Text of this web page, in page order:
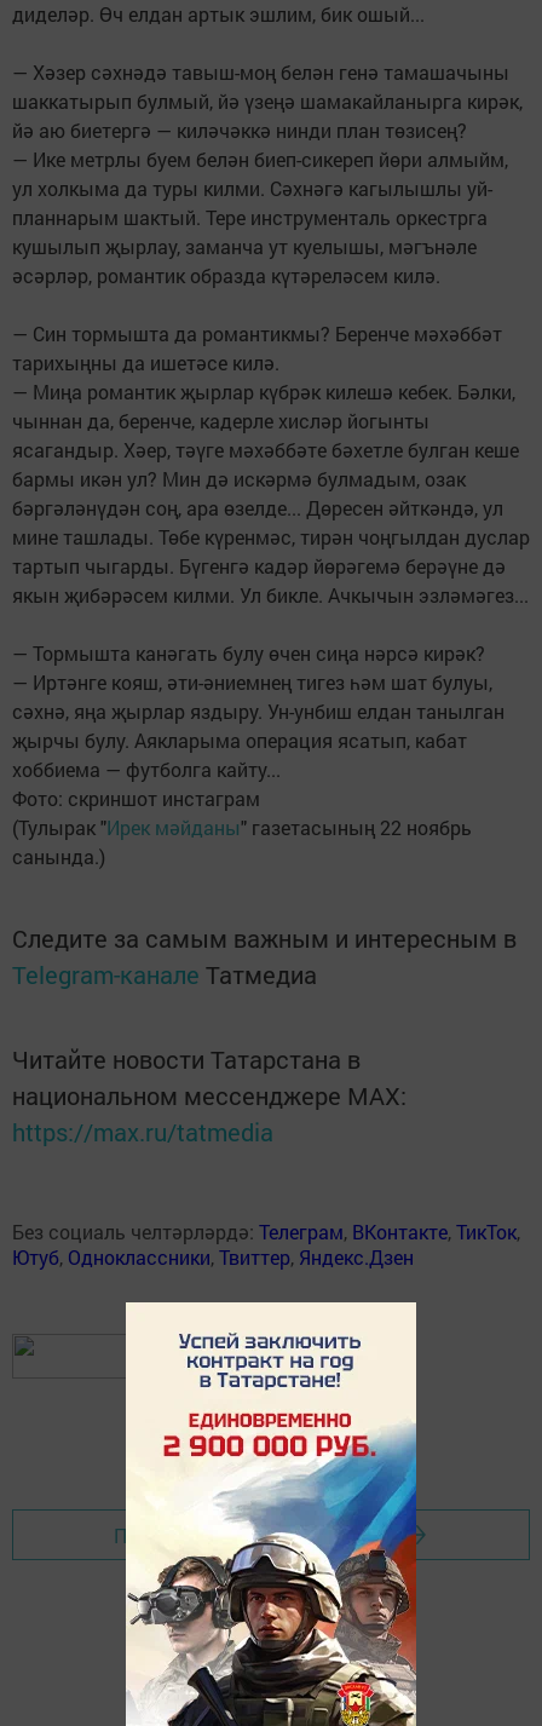
диделәр. Өч елдан артык эшлим, бик ошый...
— Хәзер сәхнәдә тавыш-моң белән генә тамашачыны
шаккатырып булмый, йә үзеңә шамакайланырга кирәк,
йә аю биетергә — киләчәккә нинди план төзисең?
— Ике метрлы буем белән биеп-сикереп йөри алмыйм,
ул холкыма да туры килми. Сәхнәгә кагылышлы уй-
планнарым шактый. Тере инструменталь оркестрга
кушылып җырлау, заманча ут куелышы, мәгънәле
әсәрләр, романтик образда күтәреләсем килә.
— Син тормышта да романтикмы? Беренче мәхәббәт
тарихыңны да ишетәсе килә.
— Миңа романтик җырлар күбрәк килешә кебек. Бәлки,
чыннан да, беренче, кадерле хисләр йогынты
ясагандыр. Хәер, тәүге мәхәббәте бәхетле булган кеше
бармы икән ул? Мин дә искәрмә булмадым, озак
бәргәләнүдән соң, ара өзелде... Дөресен әйткәндә, ул
мине ташлады. Төбе күренмәс, тирән чоңгылдан дуслар
тартып чыгарды. Бүгенгә кадәр йөрәгемә берәүне дә
якын җибәрәсем килми. Ул бикле. Ачкычын эзләмәгез...
— Тормышта канәгать булу өчен сиңа нәрсә кирәк?
— Иртәнге кояш, әти-әниемнең тигез һәм шат булуы,
сәхнә, яңа җырлар яздыру. Ун-унбиш елдан танылган
җырчы булу. Аякларыма операция ясатып, кабат
хоббиема — футболга кайту...
Фото: скриншот инстаграм
(Тулырак "Ирек мәйданы" газетасының 22 ноябрь
санында.)
Следите за самым важным и интересным в
Telegram-канале Татмедиа
Читайте новости Татарстана в
национальном мессенджере MАХ:
https://max.ru/tatmedia
Без социаль челтәрләрдә: Телеграм, ВКонтакте,ТикТок,
Ютуб, Одноклассники,Твиттер, Яндекс.Дзен
Перейти на страницу новости